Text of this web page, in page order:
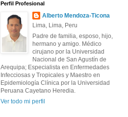
Perfil Profesional
Alberto Mendoza-Ticona
Lima, Lima, Peru
Padre de familia, esposo, hijo,
hermano y amigo. Médico
cirujano por la Universidad
Nacional de San Agustín de
Arequipa; Especialista en Enfermedades
Infecciosas y Tropicales y Maestro en
Epidemiología Clínica por la Universidad
Peruana Cayetano Heredia.
Ver todo mi perfil